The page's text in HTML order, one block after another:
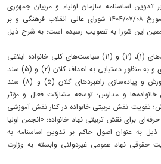
اساسنامه سازمان اولیاء و مربیان جمهوری
اسلامی ایران» که در جلسه ۹۲۱ مورخ ۰۸‏/۰۷‏/۱۴۰۴ شورای عالی انقلاب فرهنگی و بر
جلسه ۵۴۴ شورای معین این شورا به تصویب رسیده است؛ به شرح ذیل
«ماده واحده- در راستای تحقق بندهای (۱)، (۲) و (۱۱) سیاست‌های کلی خانواده ابلاغی
مورخ ۱۳/۶/۱۳۹۵ مقام معظم رهبری و به منظور دستیابی به اهداف کلان (۲) و (۵) سند
تحول بنیادین نظام آموزش و پرورش و پیاده‌سازی راهبردهای کلان (۵) و (۸) سند
خانواده‌ها و مدارس؛ توسعه مشارکت فعال و مؤثر
تقویت نقش تربیتی خانواده در کنار نقش آموزشی
برای نقش تربیتی نهاد خانواده؛ «انجمن اولیا
به عنوان اصول حاکم بر تدوین اساسنامه به
حقوقی نهاد عمومی غیردولتی وابسته به وزارت